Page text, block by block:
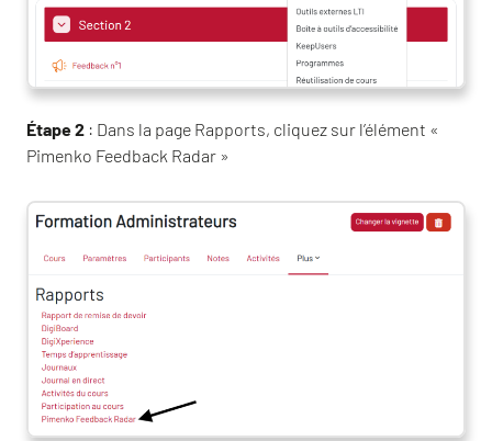
Étape 2 : Dans la page Rapports, cliquez sur l’élément «
Pimenko Feedback Radar »